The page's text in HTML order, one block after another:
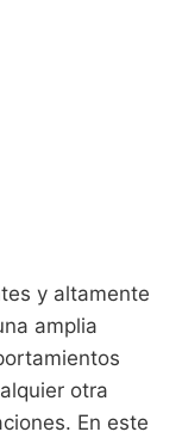
y altamente
amplia
otra
En este